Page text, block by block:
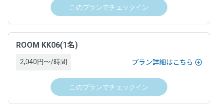
このプランでチェックイン
ROOM KK06(1名)
2,040円〜/時間 プラン詳細はこちら
このプランでチェックイン
・チェックインの撤回はできません。
・チェックインの手続きが完了し、運営ホストとの間でドロ
ップイン契約が成立した場合は、原則としてキャンセルでき
ません。ドロップインを終了するためには、チェックアウト
の手続きを完了し、ドロップイン料金をお支払いいただく必
約及びワークスペース約款をご覧ください。
運営責任者名
要があります。詳細は、ドロップインサービス利用ゲスト規
約及びワークスペース約款をご覧ください。
運営責任者名